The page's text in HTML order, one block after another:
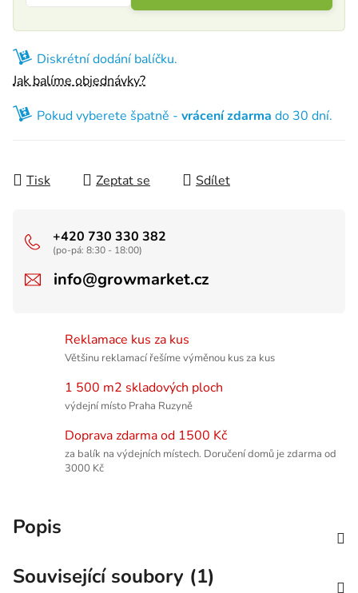
Diskrétní dodání balíčku.
Jak balíme objednávky?
Pokud vyberete špatně - vrácení zdarma do 30 dní.
Tisk Zeptat se Sdílet
+420 730 330 382
(po-pá: 8:30 - 18:00)
info@growmarket.cz
Reklamace kus za kus
Většinu reklamací řešíme výměnou kus za kus
1 500 m2 skladových ploch
výdejní místo Praha Ruzyně
Doprava zdarma od 1500 Kč
za balík na výdejních místech. Doručení domů je zdarma od
3000 Kč
Popis
Související soubory (1)